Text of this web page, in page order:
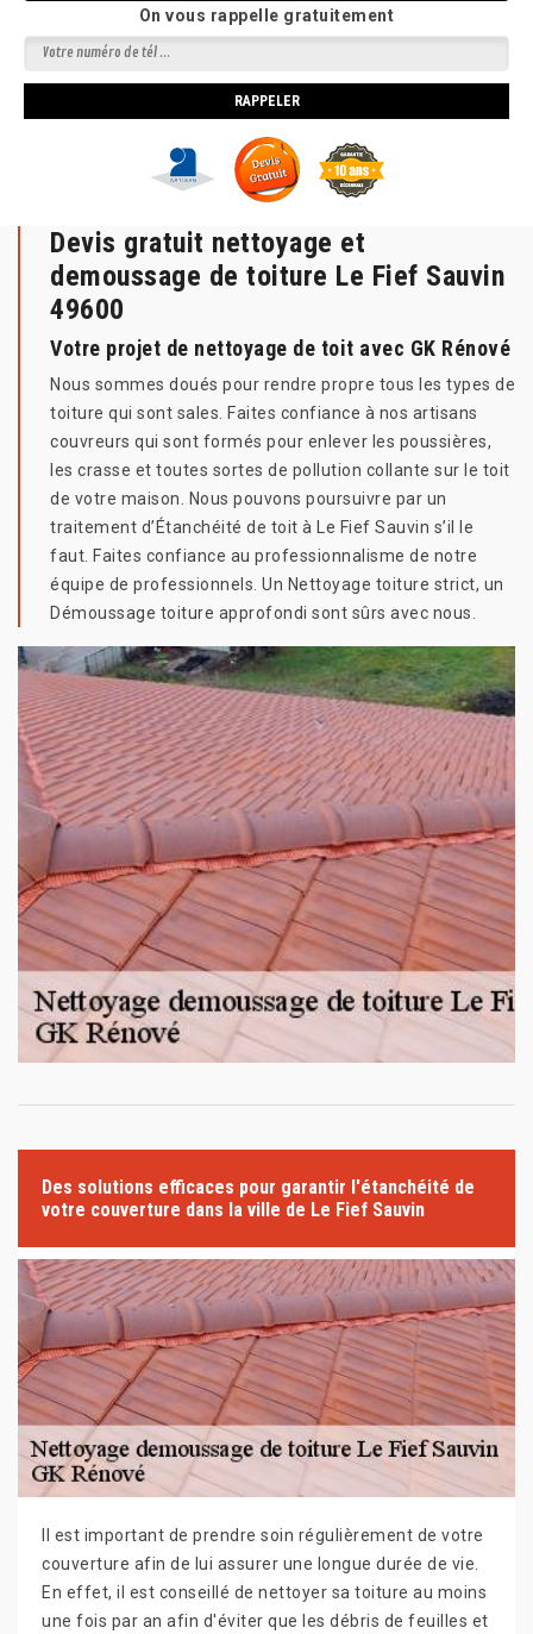
On vous rappelle gratuitement
Devis gratuit nettoyage et
demoussage de toiture Le Fief Sauvin
49600
Votre projet de nettoyage de toit avec GK Rénové
Nous sommes doués pour rendre propre tous les types de
toiture qui sont sales. Faites confiance à nos artisans
couvreurs qui sont formés pour enlever les poussières,
les crasse et toutes sortes de pollution collante sur le toit
de votre maison. Nous pouvons poursuivre par un
traitement d’Étanchéité de toit à Le Fief Sauvin s’il le
faut. Faites confiance au professionnalisme de notre
équipe de professionnels. Un Nettoyage toiture strict, un
Démoussage toiture approfondi sont sûrs avec nous.
Des solutions efficaces pour garantir l'étanchéité de
votre couverture dans la ville de Le Fief Sauvin
Il est important de prendre soin régulièrement de votre
couverture afin de lui assurer une longue durée de vie.
En effet, il est conseillé de nettoyer sa toiture au moins
une fois par an afin d'éviter que les débris de feuilles et